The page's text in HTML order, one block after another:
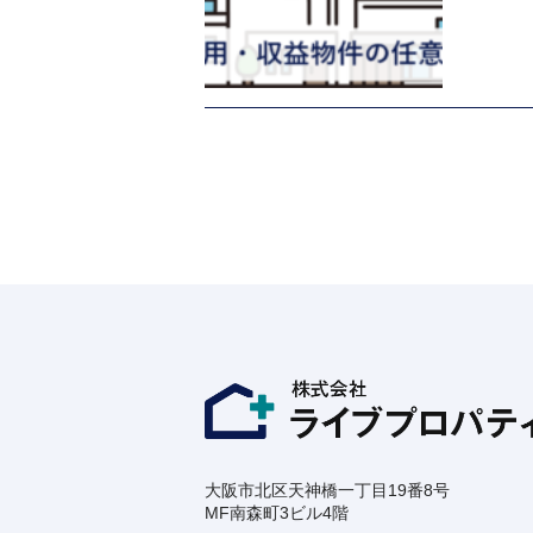
大阪市北区天神橋一丁目19番8号
MF南森町3ビル4階